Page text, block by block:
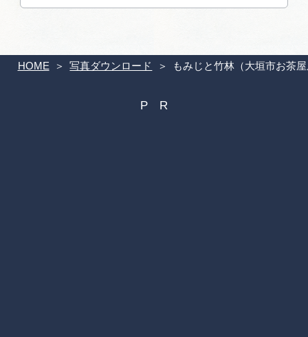
HOME 写真ダウンロード もみじと竹林（大垣市お茶